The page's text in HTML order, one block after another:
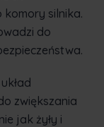
komory silnika.
do
zwiększania
jak żyły i